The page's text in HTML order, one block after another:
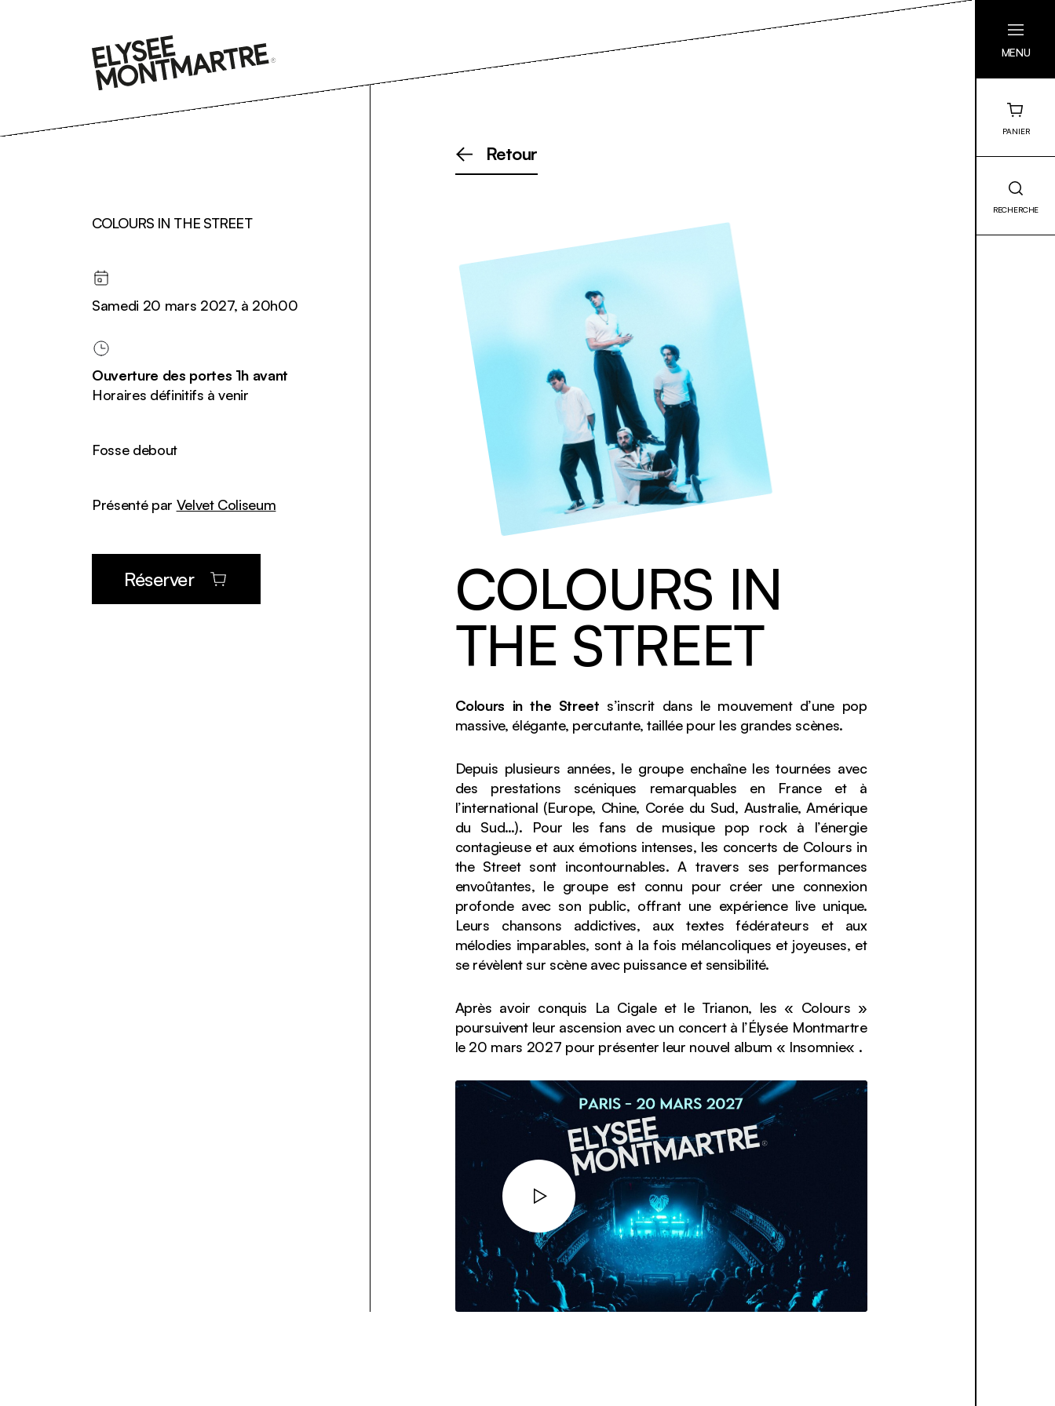
MENU
RECHERCHE
PANIER
Retour
COLOURS IN
THE STREET
Colours in the Street s’inscrit dans le mouvement d’une pop
massive, élégante, percutante, taillée pour les grandes scènes.
Depuis plusieurs années, le groupe enchaîne les tournées avec
des prestations scéniques remarquables en France et à
l’international (Europe, Chine, Corée du Sud, Australie, Amérique
du Sud…). Pour les fans de musique pop rock à l’énergie
contagieuse et aux émotions intenses, les concerts de Colours in
the Street sont incontournables. A travers ses performances
envoûtantes, le groupe est connu pour créer une connexion
profonde avec son public, offrant une expérience live unique.
Leurs chansons addictives, aux textes fédérateurs et aux
mélodies imparables, sont à la fois mélancoliques et joyeuses, et
se révèlent sur scène avec puissance et sensibilité.
Après avoir conquis La Cigale et le Trianon, les « Colours »
poursuivent leur ascension avec un concert à l’Élysée Montmartre
le 20 mars 2027 pour présenter leur nouvel album « Insomnie« .
COLOURS IN THE STREET
Samedi 20 mars 2027, à 20h00
Ouverture des portes 1h avant
Horaires définitifs à venir
Fosse debout
Présenté par Velvet Coliseum
Réserver